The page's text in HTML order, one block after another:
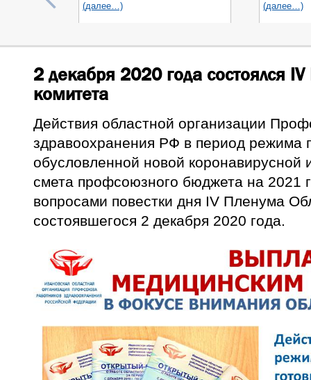
(далее…) (далее…)
2 декабря 2020 года состоялся
комитета
Действия областной организации
здравоохранения РФ в период режима
обусловленной новой коронавирусной
смета профсоюзного бюджета на 2021
вопросами повестки дня IV Пленума
состоявшегося 2 декабря 2020 года.